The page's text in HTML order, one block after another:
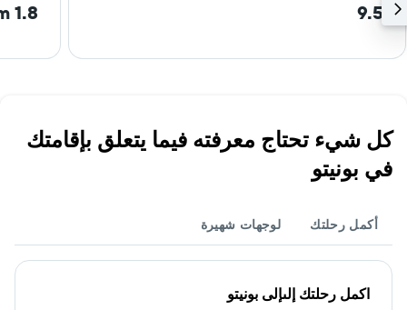
9.5
1.8 km
كل شيء تحتاج معرفته فيما يتعلق بإقامتك
في بونيتو
أكمل رحلتك لوجهات شهيرة
اكمل رحلتك إلىإلى بونيتو